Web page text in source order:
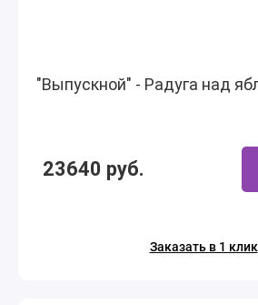
"Выпускной" - Радуга над
23640 руб.
Заказать в 1 клик